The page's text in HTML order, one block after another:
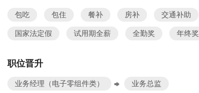
包吃 包住 餐补 房补 交通补助
国家法定假 试用期全薪 全勤奖 年终奖
职位晋升
业务经理（电子零组件类） 业务总监